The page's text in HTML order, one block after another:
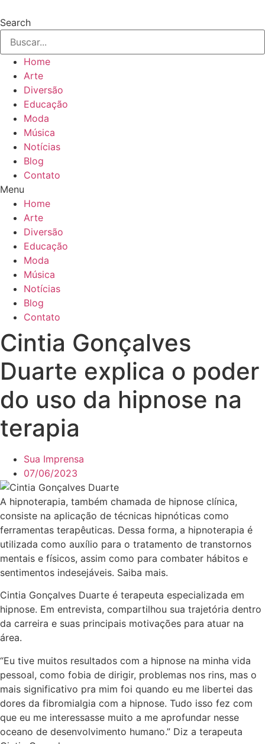
Search
Home
Arte
Diversão
Educação
Moda
Música
Notícias
Blog
Contato
Menu
Home
Arte
Diversão
Educação
Moda
Música
Notícias
Blog
Contato
Cintia Gonçalves
Duarte explica o poder
do uso da hipnose na
terapia
Sua Imprensa
07/06/2023
A hipnoterapia, também chamada de hipnose clínica,
consiste na aplicação de técnicas hipnóticas como
ferramentas terapêuticas. Dessa forma, a hipnoterapia é
utilizada como auxílio para o tratamento de transtornos
mentais e físicos, assim como para combater hábitos e
sentimentos indesejáveis. Saiba mais.
Cintia Gonçalves Duarte é terapeuta especializada em
hipnose. Em entrevista, compartilhou sua trajetória dentro
da carreira e suas principais motivações para atuar na
área.
“Eu tive muitos resultados com a hipnose na minha vida
pessoal, como fobia de dirigir, problemas nos rins, mas o
mais significativo pra mim foi quando eu me libertei das
dores da fibromialgia com a hipnose. Tudo isso fez com
que eu me interessasse muito a me aprofundar nesse
oceano de desenvolvimento humano.” Diz a terapeuta